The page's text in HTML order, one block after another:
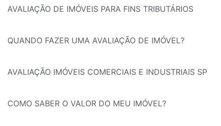
AVALIAÇÃO DE IMÓVEIS PARA FINS TRIBUTÁRIOS
QUANDO FAZER UMA AVALIAÇÃO DE IMÓVEL?
AVALIAÇÃO IMÓVEIS COMERCIAIS E INDUSTRIAIS SP
COMO SABER O VALOR DO MEU IMÓVEL?